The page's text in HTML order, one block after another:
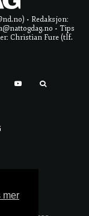
• Redaksjon:
• Tips
Christian Fure (tlf.
mer